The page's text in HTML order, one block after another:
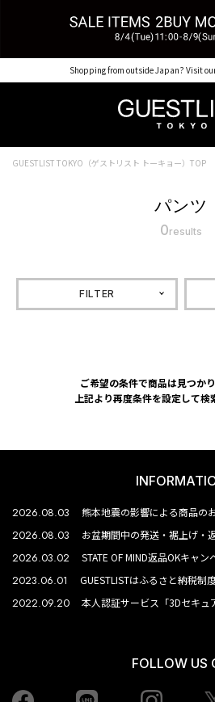
Shopping from outside Japan? Visit
GUESTLIST TOKYO（ゲストリスト トーキョー）TOP
パンツ
0results
FILTER
ご希望の条件で商品は見つかり
上記より再度条件を設定して検
2026.08.03 熊本地震の影響による商品の
2026.08.03 お盆期間中の発送・裾上げ・
2026.03.02 STATE OF MIND返品OKキャ
2023.06.01 GUESTLISTはふるさと納税制
2022.09.20 本人認証サービス「3Dセキュ
FOLLOW US
Facebook Instagram